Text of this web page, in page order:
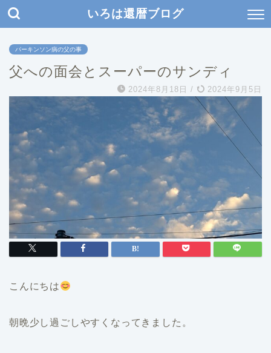
いろは還暦ブログ
パーキンソン病の父の事
父への面会とスーパーのサンディ
2024年8月18日 / 2024年9月5日
こんにちは
朝晩少し過ごしやすくなってきました。